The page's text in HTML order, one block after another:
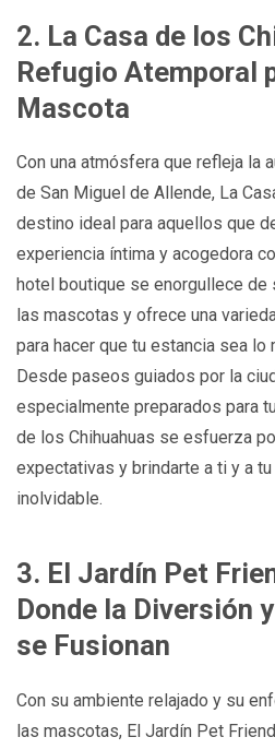
2. La Casa de los
Refugio Atemporal
Mascota
Con una atmósfera que refleja la
de San Miguel de Allende, La
destino ideal para aquellos que
experiencia íntima y acogedora
hotel boutique se enorgullece de
las mascotas y ofrece una
para hacer que tu estancia sea
Desde paseos guiados por la
especialmente preparados para
de los Chihuahuas se esfuerza
expectativas y brindarte a ti y a
inolvidable.
3. El Jardín Pet
Donde la Diversión
se Fusionan
Con su ambiente relajado y su
las mascotas, El Jardín Pet